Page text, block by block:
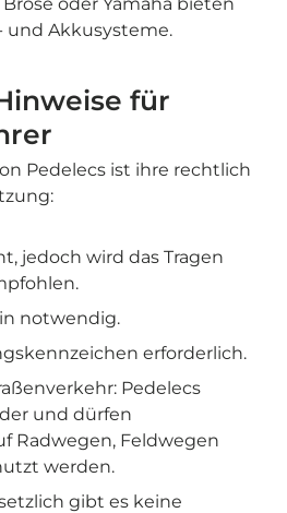
und Akkusysteme.
für
Pedelecs ist ihre rechtlich
jedoch wird das Tragen
notwendig.
erforderlich.
Pedelecs
und dürfen
Radwegen, Feldwegen
werden.
gibt es keine